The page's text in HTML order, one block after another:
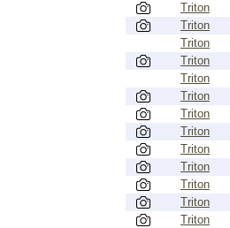
Triton
Triton
Triton
Triton
Triton
Triton
Triton
Triton
Triton
Triton
Triton
Triton
Triton